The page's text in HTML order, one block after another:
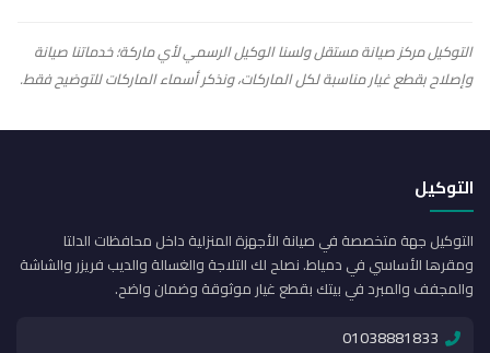
التوكيل مركز صيانة مستقل ولسنا الوكيل الرسمي لأي ماركة؛ خدماتنا صيانة
وإصلاح بقطع غيار مناسبة لكل الماركات، ونذكر أسماء الماركات للتوضيح فقط.
التوكيل
التوكيل جهة متخصصة في صيانة الأجهزة المنزلية داخل محافظات الدلتا
ومقرها الأساسي في دمياط. نصلح لك التلاجة والغسالة والديب فريزر والشاشة
والمجفف والمبرد في بيتك بقطع غيار موثوقة وضمان واضح.
01038881833